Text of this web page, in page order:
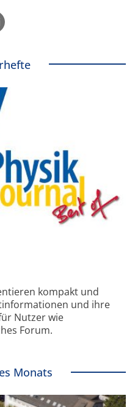
kompakt und
und ihre
Nutzer wie
Forum.
Monats